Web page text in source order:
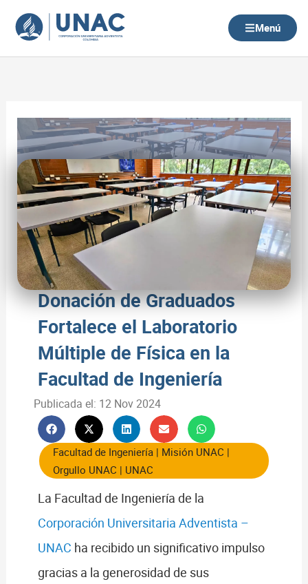
contenido
Menú
Donación de Graduados
Fortalece el Laboratorio
Múltiple de Física en la
Facultad de Ingeniería
Publicada el: 12 Nov 2024
Facultad de Ingeniería| Misión UNAC |
Orgullo UNAC | UNAC
La Facultad de Ingeniería de la
Corporación Universitaria Adventista –
UNAC ha recibido un significativo impulso
gracias a la generosidad de sus